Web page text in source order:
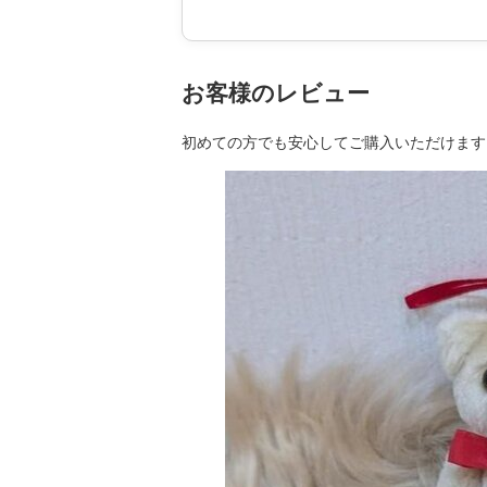
お客様のレビュー
初めての方でも安心してご購入いただけま